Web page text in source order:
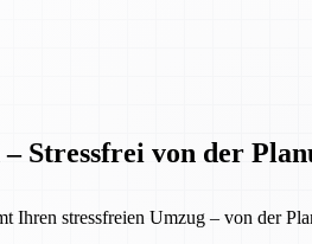
Stressfrei von der
Ihren stressfreien Umzug – von der